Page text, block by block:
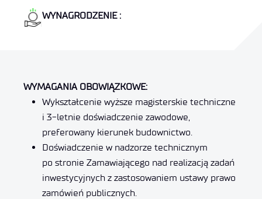
WYNAGRODZENIE :
WYMAGANIA OBOWIĄZKOWE:
Wykształcenie wyższe magisterskie techniczne
i 3-letnie doświadczenie zawodowe,
preferowany kierunek budownictwo.
Doświadczenie w nadzorze technicznym
po stronie Zamawiającego nad realizacją zadań
inwestycyjnych z zastosowaniem ustawy prawo
zamówień publicznych.